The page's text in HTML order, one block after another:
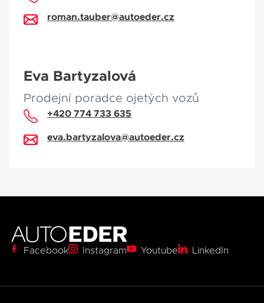
roman.tauber@autoeder.cz
Eva Bartyzalová
Prodejní poradce ojetých vozů
+420 774 733 635
eva.bartyzalova@autoeder.cz
Facebook Instagram Youtube LinkedIn
0
1
3
0
0